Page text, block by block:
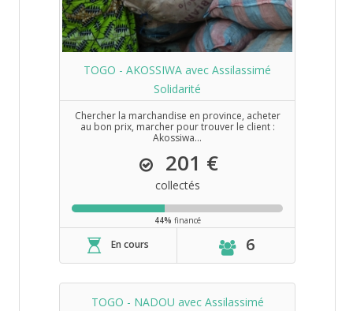
TOGO - AKOSSIWA avec Assilassimé
Solidarité
Chercher la marchandise en province, acheter
au bon prix, marcher pour trouver le client :
Akossiwa...
201 €
collectés
44% financé
En cours 6
TOGO - NADOU avec Assilassimé